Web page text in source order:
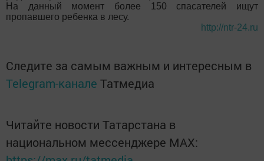
На данный момент более 150 спасателей ищут
пропавшего ребенка в лесу.
http://ntr-24.ru
Следите за самым важным и интересным в
Telegram-канале Татмедиа
Читайте новости Татарстана в
национальном мессенджере MАХ: